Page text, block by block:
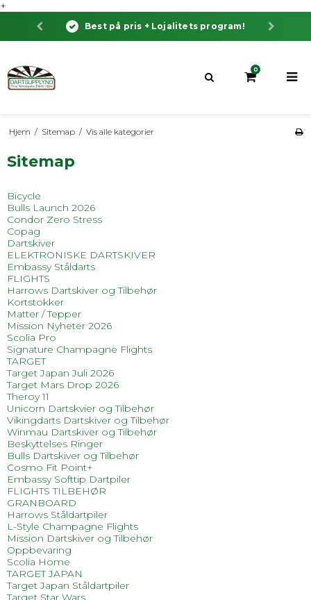
+
Best på pris + Lojalitets program!
0
Hjem / Sitemap / Vis alle kategorier
Sitemap
Bicycle
Bulls Launch 2026
Condor Zero Stress
Copag
Dartskiver
ELEKTRONISKE DARTSKIVER
Embassy Ståldarts
FLIGHTS
Harrows Dartskiver og Tilbehør
Kortstokker
Matter / Tepper
Mission Nyheter 2026
Scolia Pro
Signature Champagne Flights
TARGET
Target Japan Juli 2026
Target Mars Drop 2026
Theroy 11
Unicorn Dartskvier og Tilbehør
Vikingdarts Dartskiver og Tilbehør
Winmau Dartskiver og Tilbehør
Beskyttelses Ringer
Bulls Dartskiver og Tilbehør
Cosmo Fit Point+
Embassy Softtip Dartpiler
FLIGHTS TILBEHØR
GRANBOARD
Harrows Ståldartpiler
L-Style Champagne Flights
Mission Dartskiver og Tilbehør
Oppbevaring
Scolia Home
TARGET JAPAN
Target Japan Ståldartpiler
Target Star Wars